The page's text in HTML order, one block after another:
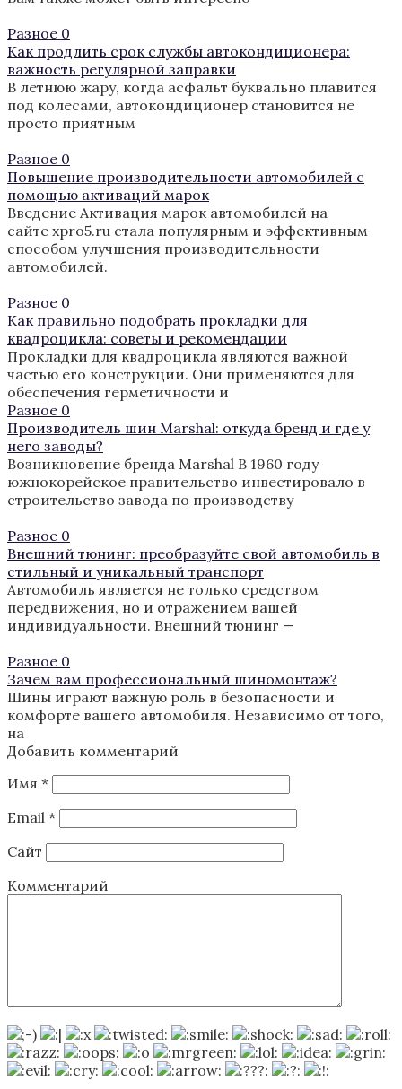
Разное 0
Как продлить срок службы автокондиционера:
важность регулярной заправки
В летнюю жару, когда асфальт буквально плавится
под колесами, автокондиционер становится не
просто приятным
Разное 0
Повышение производительности автомобилей с
помощью активаций марок
Введение Активация марок автомобилей на
сайте xpro5.ru стала популярным и эффективным
способом улучшения производительности
автомобилей.
Разное 0
Как правильно подобрать прокладки для
квадроцикла: советы и рекомендации
Прокладки для квадроцикла являются важной
частью его конструкции. Они применяются для
обеспечения герметичности и
Разное 0
Производитель шин Marshal: откуда бренд и где у
него заводы?
Возникновение бренда Marshal В 1960 году
южнокорейское правительство инвестировало в
строительство завода по производству
Разное 0
Внешний тюнинг: преобразуйте свой автомобиль в
стильный и уникальный транспорт
Автомобиль является не только средством
передвижения, но и отражением вашей
индивидуальности. Внешний тюнинг —
Разное 0
Зачем вам профессиональный шиномонтаж?
Шины играют важную роль в безопасности и
комфорте вашего автомобиля. Независимо от того,
на
Добавить комментарий
Имя *
Email *
Сайт
Комментарий